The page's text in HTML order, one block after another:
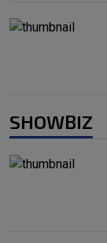
SHOWBIZ